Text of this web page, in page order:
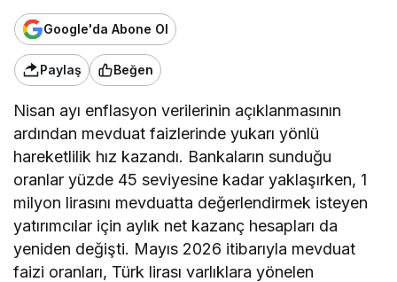
Google'da Abone Ol
Paylaş Beğen
Nisan ayı enflasyon verilerinin açıklanmasının
ardından mevduat faizlerinde yukarı yönlü
hareketlilik hız kazandı. Bankaların sunduğu
oranlar yüzde 45 seviyesine kadar yaklaşırken, 1
milyon lirasını mevduatta değerlendirmek isteyen
yatırımcılar için aylık net kazanç hesapları da
yeniden değişti. Mayıs 2026 itibarıyla mevduat
faizi oranları, Türk lirası varlıklara yönelen